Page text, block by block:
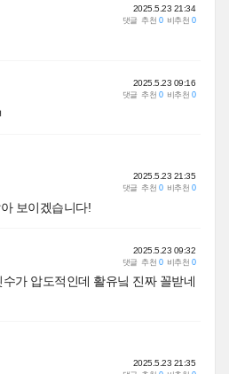
2025.5.23 21:34
댓글 추천 0 비추천 0
2025.5.23 09:16
댓글 추천 0 비추천 0
2025.5.23 21:35
댓글 추천 0 비추천 0
보이겠습니다!
2025.5.23 09:32
댓글 추천 0 비추천 0
가 압도적인데 활유닠 진짜 꼴받네
2025.5.23 21:35